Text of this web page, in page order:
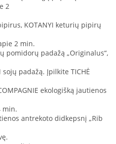
2
KOTANYI keturių pipirų
2 min.
pomidorų padažą „Originalus“,
padažą. Įpilkite TICHĖ
ekologišką jautienos
min.
antrekoto didkepsnį „Rib